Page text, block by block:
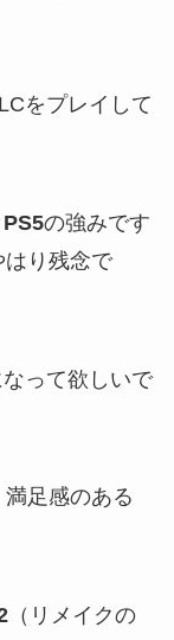
をプレイして
PS5の強みです
り残念で
って欲しいで
足感のある
（リメイクの